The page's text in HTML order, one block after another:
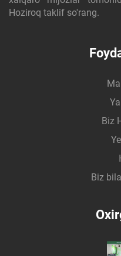
Hoziroq taklif so'rang.
Biz
Biz